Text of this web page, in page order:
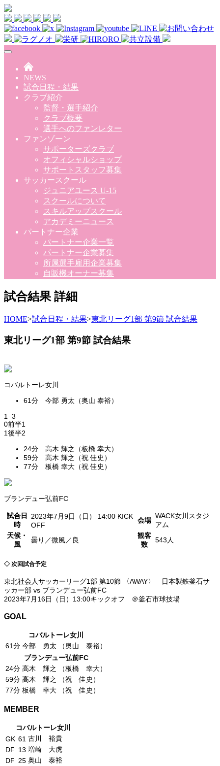
Skip to main content
NEWS
試合日程・結果
クラブ紹介
監督・選手紹介
クラブ概要
選手へのファンレター
ファンゾーン
サポーターズクラブ
オフィシャルショップ
サポートスタッフ募集
サッカースクール
ジュニアユース U-15
スクールについて
スキルアップスクール
アカデミーニュース
パートナー企業
パートナー企業一覧
パートナー企業募集
所属選手雇用企業募集
自販機オーナー募集
試合結果 詳細
HOME>試合日程・結果>東北リーグ1部 第9節 試合結果
東北リーグ1部 第9節 試合結果
コバルトーレ女川
61分 今部 勇太（奥山 泰裕）
1–3
0前半1
1後半2
24分 高木 輝之（板橋 幸大）
59分 高木 輝之（祝 佳史）
77分 板橋 幸大（祝 佳史）
ブランデュー弘前FC
試合日
時
2023年7月9日（日） 14:00 KICK
OFF
会場
WACK女川スタジ
アム
天候・
風
曇り／微風／良
観客
数
543人
◇ 次回試合予定
東北社会人サッカーリーグ1部 第10節 〈AWAY〉 日本製鉄釜石サ
ッカー部 vs ブランデュー弘前FC
2023年7月16日（日）13:00キックオフ ＠釜石市球技場
GOAL
コバルトーレ女川
61分 今部 勇太 （奥山 泰裕）
ブランデュー弘前FC
24分 高木 輝之 （板橋 幸大）
59分 高木 輝之 （祝 佳史）
77分 板橋 幸大 （祝 佳史）
MEMBER
コバルトーレ女川
GK 61 古川 裕貴
DF 13 増崎 大虎
DF 25 奥山 泰裕